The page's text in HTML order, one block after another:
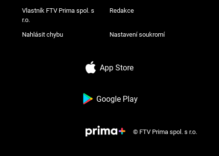
Vlastník FTV Prima spol. s
r.o.
Redakce
Nahlásit chybu Nastavení soukromí
App Store
Google Play
© FTV Prima spol. s r.o.